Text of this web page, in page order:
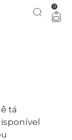
aproveita! 0
tá